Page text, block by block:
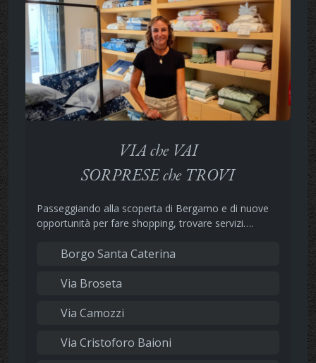
VIA che VAI
SORPRESE che TROVI
Passeggiando alla scoperta di Bergamo e di nuove
opportunità per fare shopping, trovare servizi….
Borgo Santa Caterina
Via Broseta
Via Camozzi
Via Cristoforo Baioni